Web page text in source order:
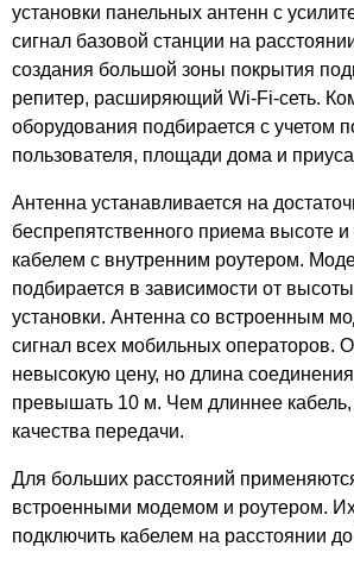
Дом Чаплыгина
Домодедово
Домодедовский
Донском
Дубининская
Евразия
Евромаг
Европа
Европа Билдинг
Европейский
Енисей
Запад
Западный
Зеленоград
установки панельных антенн с
сигнал базовой станции на
создания большой зоны покрытия
репитер, расширяющий Wi-Fi-сеть.
оборудования подбирается с учетом
пользователя, площади дома и
Антенна устанавливается на
беспрепятственного приема высоте и
кабелем с внутренним роутером.
подбирается в зависимости от
установки. Антенна со встроенным
сигнал всех мобильных операторов.
невысокую цену, но длина
превышать 10 м. Чем длиннее
качества передачи.
Для больших расстояний
встроенными модемом и роутером.
подключить кабелем на расстоянии